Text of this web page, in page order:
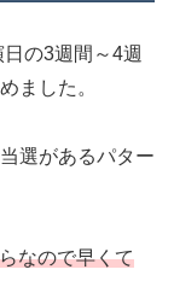
の3週間～4週
ました。
選があるパター
なので早くて